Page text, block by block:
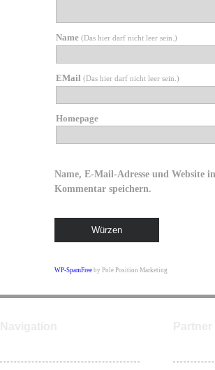
Name (Das hier darf nicht leer sein.)
EMail (Das hier darf nicht leer sein.)
Homepage
Name, E-Mail-Adresse und Website
Kommentar speichern.
WP-SpamFree by Pole Position Marketing